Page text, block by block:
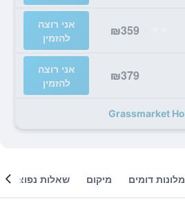
₪359
אני רוצה
להזמין
₪379
אני רוצה
להזמין
מלונות דומים מיקום שאלות נפוצות